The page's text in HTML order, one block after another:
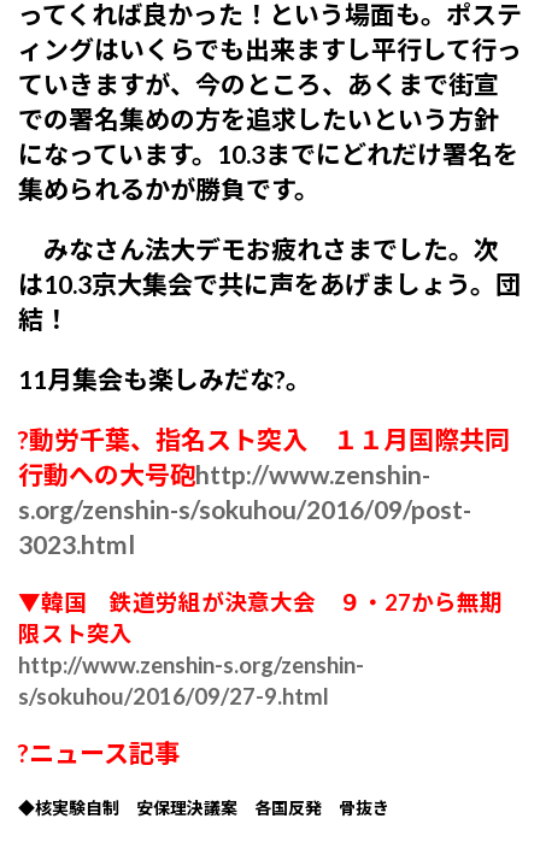
ってくれば良かった！という場面も。ポステ
ィングはいくらでも出来ますし平行して行っ
ていきますが、今のところ、あくまで街宣
での署名集めの方を追求したいという方針
になっています。10.3までにどれだけ署名を
集められるかが勝負です。
みなさん法大デモお疲れさまでした。次
は10.3京大集会で共に声をあげましょう。団
結！
11月集会も楽しみだな?。
?動労千葉、指名スト突入 １１月国際共同
行動への大号砲http://www.zenshin-
s.org/zenshin-s/sokuhou/2016/09/post-
3023.html
▼韓国 鉄道労組が決意大会 ９・27から無期
限スト突入
http://www.zenshin-s.org/zenshin-
s/sokuhou/2016/09/27-9.html
?ニュース記事
◆核実験自制 安保理決議案 各国反発 骨抜き